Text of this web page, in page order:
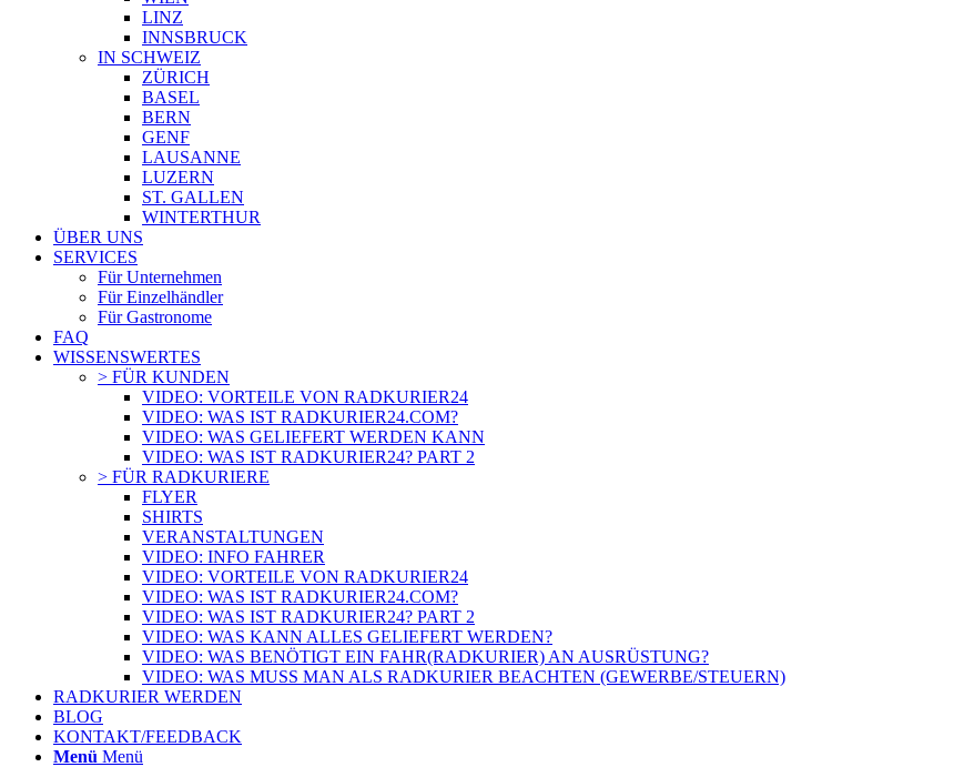
LINZ
INNSBRUCK
IN SCHWEIZ
ZÜRICH
BASEL
BERN
GENF
LAUSANNE
LUZERN
ST. GALLEN
WINTERTHUR
ÜBER UNS
SERVICES
Für Unternehmen
Für Einzelhändler
Für Gastronome
FAQ
WISSENSWERTES
> FÜR KUNDEN
VIDEO: VORTEILE VON RADKURIER24
VIDEO: WAS IST RADKURIER24.COM?
VIDEO: WAS GELIEFERT WERDEN KANN
VIDEO: WAS IST RADKURIER24? PART 2
> FÜR RADKURIERE
FLYER
SHIRTS
VERANSTALTUNGEN
VIDEO: INFO FAHRER
VIDEO: VORTEILE VON RADKURIER24
VIDEO: WAS IST RADKURIER24.COM?
VIDEO: WAS IST RADKURIER24? PART 2
VIDEO: WAS KANN ALLES GELIEFERT WERDEN?
VIDEO: WAS BENÖTIGT EIN FAHR(RADKURIER) AN AUSRÜSTUNG?
VIDEO: WAS MUSS MAN ALS RADKURIER BEACHTEN (GEWERBE/STEUERN)
RADKURIER WERDEN
BLOG
KONTAKT/FEEDBACK
Menü Menü